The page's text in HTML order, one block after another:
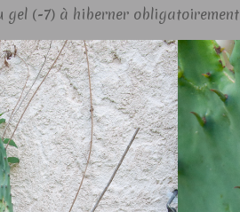
gel (-7) à hiberner obligatoirement